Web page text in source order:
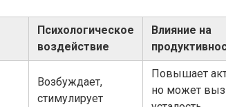
Психологическое
воздействие
Влияние на
Возбуждает,
стимулирует
Повышает
но может